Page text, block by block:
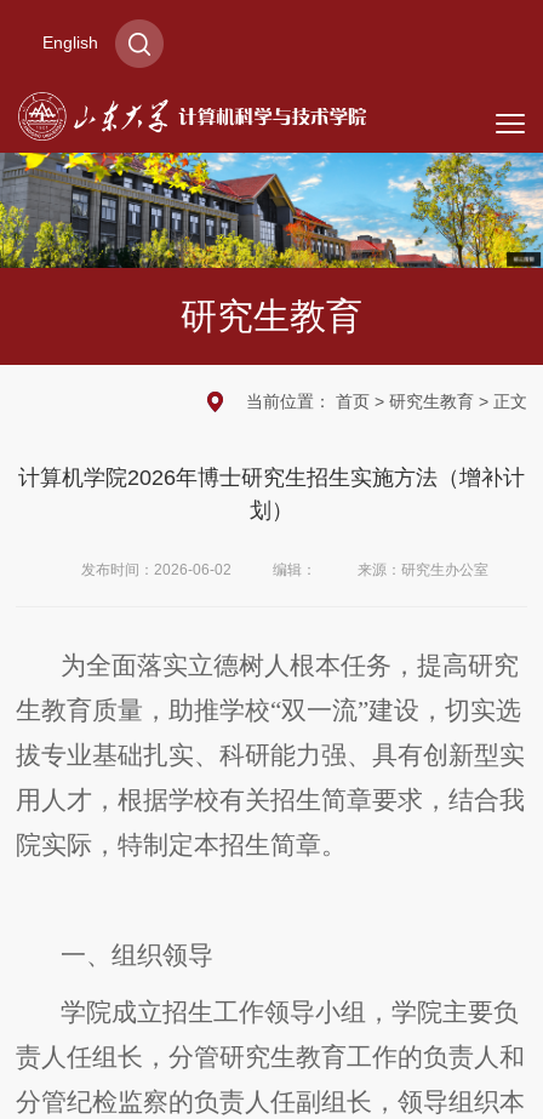
English
研究生教育
当前位置： 首页> 研究生教育> 正文
计算机学院2026年博士研究生招生实施方法（增补计
划）
发布时间：2026-06-02 编辑： 来源：研究生办公室
为全面落实立德树人根本任务，提高研究
生教育质量，助推学校“双一流”建设，切实选
拔专业基础扎实、科研能力强、具有创新型实
用人才，根据学校有关招生简章要求，结合我
院实际，特制定本招生简章。
一、组织领导
学院成立招生工作领导小组，学院主要负
责人任组长，分管研究生教育工作的负责人和
分管纪检监察的负责人任副组长，领导组织本